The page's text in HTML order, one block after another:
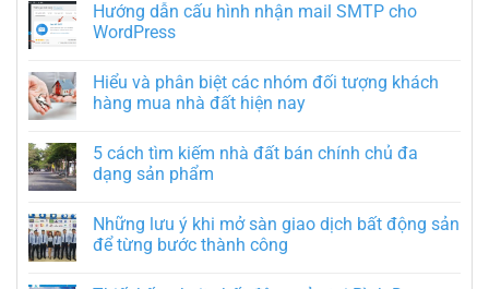
Hướng dẫn cấu hình nhận mail SMTP cho
WordPress
Hiểu và phân biệt các nhóm đối tượng khách
hàng mua nhà đất hiện nay
5 cách tìm kiếm nhà đất bán chính chủ đa
dạng sản phẩm
Những lưu ý khi mở sàn giao dịch bất động sản
để từng bước thành công